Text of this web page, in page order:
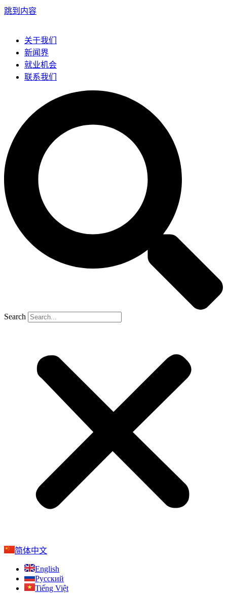
跳到内容
关于我们
新闻界
就业机会
联系我们
Search
简体中文
English
Русский
Tiếng Việt